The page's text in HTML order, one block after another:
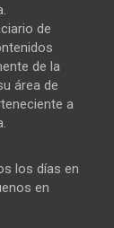
de
de la
área de
a
los días en
en